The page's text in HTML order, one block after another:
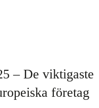
– De viktigaste
företag